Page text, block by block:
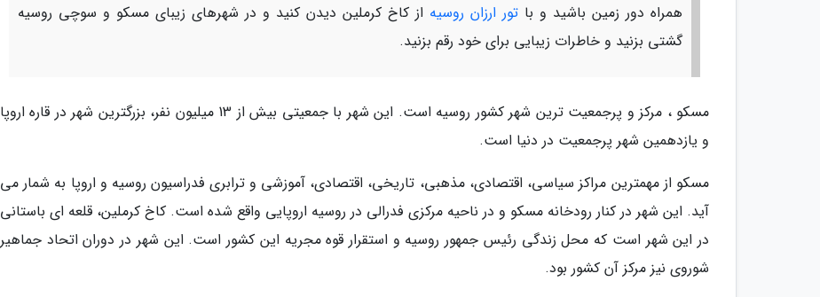
همراه دور زمین باشید و با تور ارزان روسیه از کاخ کرملین دیدن کنید و در شهرهای زیبای مسکو و سوچی روسیه
گشتی بزنید و خاطرات زیبایی برای خود رقم بزنید.
مسکو ، مرکز و پرجمعیت ترین شهر کشور روسیه است. این شهر با جمعیتی بیش از 13 میلیون نفر، بزرگترین شهر در قاره اروپا
و یازدهمین شهر پرجمعیت در دنیا است.
مسکو از مهمترین مراکز سیاسی، اقتصادی، مذهبی، تاریخی، اقتصادی، آموزشی و ترابری فدراسیون روسیه و اروپا به شمار می
آید. این شهر در کنار رودخانه مسکو و در ناحیه مرکزی فدرالی در روسیه اروپایی واقع شده است. کاخ کرملین، قلعه ای باستانی
در این شهر است که محل زندگی رئیس جمهور روسیه و استقرار قوه مجریه این کشور است. این شهر در دوران اتحاد جماهیر
شوروی نیز مرکز آن کشور بود.